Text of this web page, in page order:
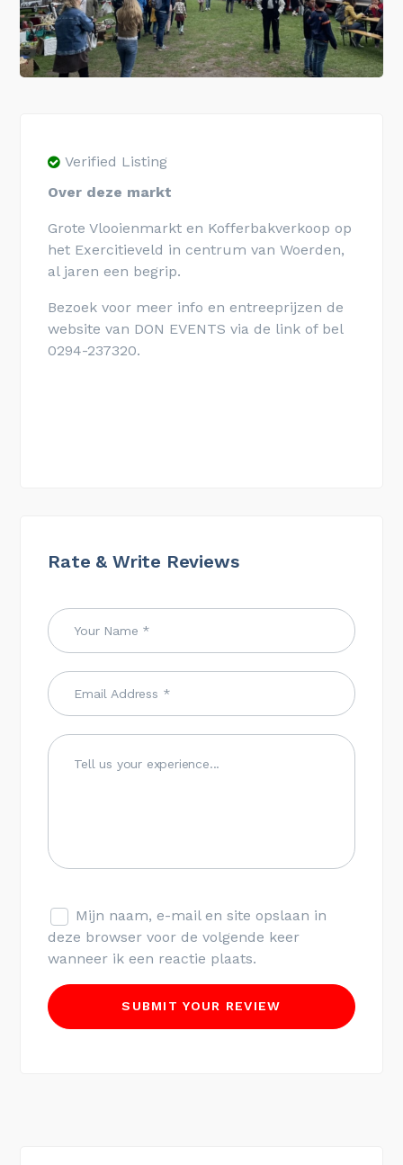
Verified Listing
Over deze markt
Grote Vlooienmarkt en Kofferbakverkoop op
het Exercitieveld in centrum van Woerden,
al jaren een begrip.
Bezoek voor meer info en entreeprijzen de
website van DON EVENTS via de link of bel
0294-237320.
Rate & Write Reviews
Mijn naam, e-mail en site opslaan in
deze browser voor de volgende keer
wanneer ik een reactie plaats.